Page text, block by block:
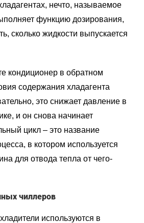
нечто, называемое
функцию дозирования,
сколько жидкости выпускается
кондиционер в обратном
содержания хладагента
это снижает давление в
и он снова начинает
цикл – это название
в котором используется
для отвода тепла от чего-
чиллеров
используются в